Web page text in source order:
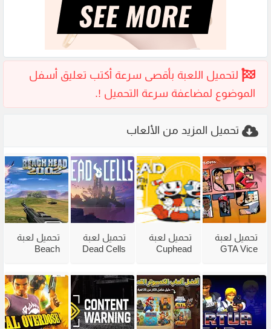
تحميل المزيد من الألعاب
تحميل لعبة
GTA Vice
مضغوطة
من ميديا
فاير
تحميل لعبة
Cuphead
فاير بحجم
صغير
تحميل لعبة
Dead Cells
الاضافات
تحميل لعبة
Beach
من ميديا
فاير